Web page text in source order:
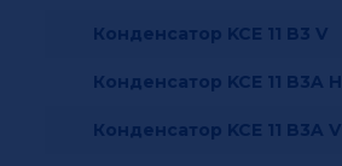
Конденсатор KCE 11 B3 V
Конденсатор KCE 11 B3A H
Конденсатор KCE 11 B3A V